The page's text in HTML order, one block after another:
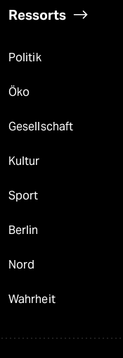
Ressorts
Politik
Öko
Gesellschaft
Kultur
Sport
Berlin
Nord
Wahrheit